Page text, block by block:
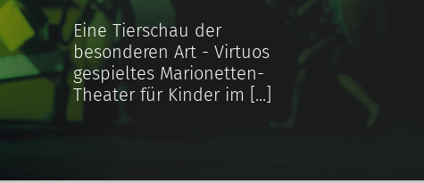
Eine Tierschau der
besonderen Art - Virtuos
gespieltes Marionetten-
Theater für Kinder im [...]